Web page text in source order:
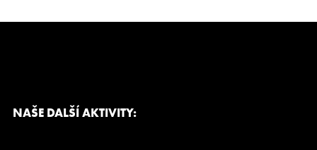
NAŠE DALŠÍ AKTIVITY: